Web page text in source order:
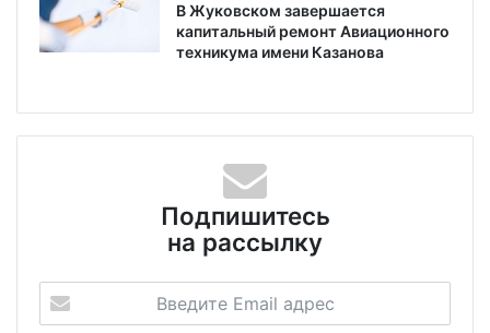
В Жуковском завершается
капитальный ремонт Авиационного
техникума имени Казанова
Подпишитесь
на рассылку